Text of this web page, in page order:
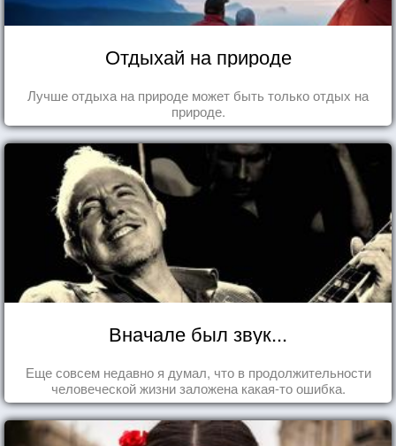
Отдыхай на природе
Лучше отдыха на природе может быть только отдых на
природе.
Вначале был звук...
Еще совсем недавно я думал, что в продолжительности
человеческой жизни заложена какая-то ошибка.